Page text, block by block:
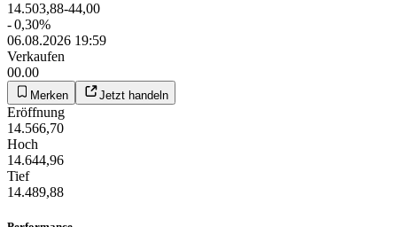
14.503,88-44,00
-0,30%
06.08.2026 19:59
Verkaufen
00.00
Merken Jetzt handeln
Eröffnung
14.566,70
Hoch
14.644,96
Tief
14.489,88